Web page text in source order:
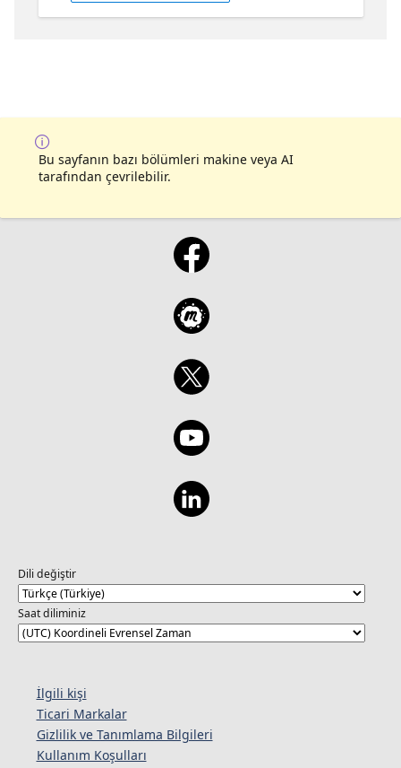
Bu sayfanın bazı bölümleri makine veya AI
tarafından çevrilebilir.
Dili değiştir
Saat diliminiz
İlgili kişi
Ticari Markalar
Gizlilik ve Tanımlama Bilgileri
Kullanım Koşulları